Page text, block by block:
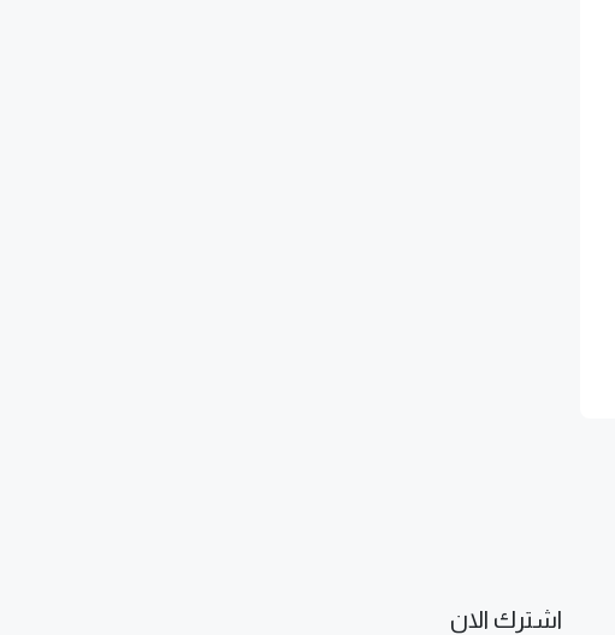
اشترك الان